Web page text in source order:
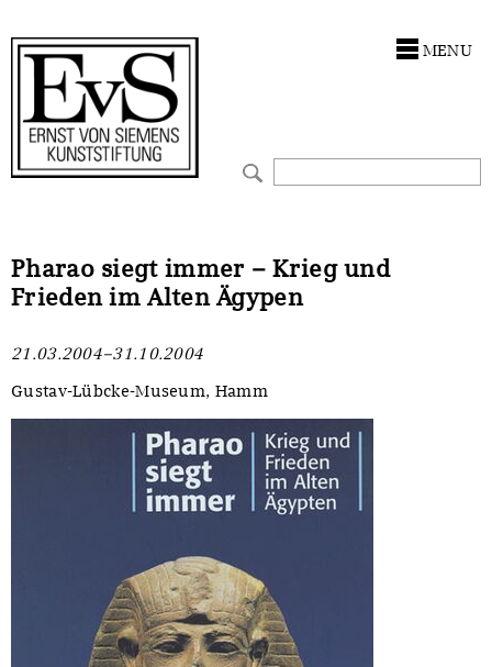
MENU
Pharao siegt immer – Krieg und
Frieden im Alten Ägypen
21.03.2004–31.10.2004
Gustav-Lübcke-Museum, Hamm
Förderphilosophie
Gremien
Presse und Neuigkeiten
Stellenangebote
Ankauf
Restaurierungen
Werkverzeichnisse
UKRAINE-Förderlinie